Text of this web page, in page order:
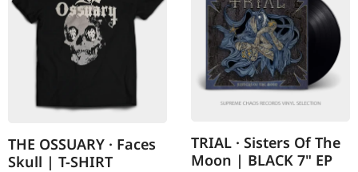
THE OSSUARY · Faces
Skull | T-SHIRT
TRIAL · Sisters Of The
Moon | BLACK 7" EP